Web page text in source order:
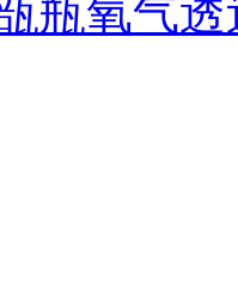
瓶氧气